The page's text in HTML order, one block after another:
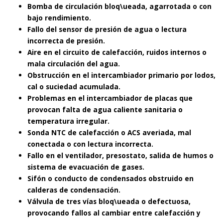
Bomba de circulación bloq\ueada, agarrotada o con
bajo rendimiento.
Fallo del sensor de presión de agua o lectura
incorrecta de presión.
Aire en el circuito de calefacción, ruidos internos o
mala circulación del agua.
Obstrucción en el intercambiador primario por lodos,
cal o suciedad acumulada.
Problemas en el intercambiador de placas que
provocan falta de agua caliente sanitaria o
temperatura irregular.
Sonda NTC de calefacción o ACS averiada, mal
conectada o con lectura incorrecta.
Fallo en el ventilador, presostato, salida de humos o
sistema de evacuación de gases.
Sifón o conducto de condensados obstruido en
calderas de condensación.
Válvula de tres vías bloq\ueada o defectuosa,
provocando fallos al cambiar entre calefacción y